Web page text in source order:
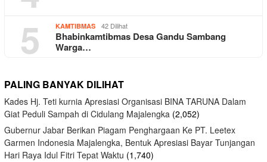
5 KAMTIBMAS 42 Dilihat
Bhabinkamtibmas Desa Gandu Sambang
Warga…
PALING BANYAK DILIHAT
Kades Hj. Teti kurnia Apresiasi Organisasi BINA TARUNA Dalam
Giat Peduli Sampah di Cidulang Majalengka (2,052)
Gubernur Jabar Berikan Piagam Penghargaan Ke PT. Leetex
Garmen Indonesia Majalengka, Bentuk Apresiasi Bayar Tunjangan
Hari Raya Idul Fitri Tepat Waktu (1,740)